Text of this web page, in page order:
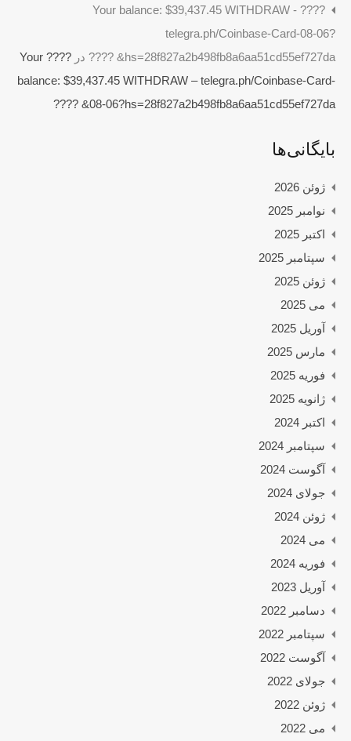
????️ Your balance: $39,437.45 WITHDRAW -
telegra.ph/Coinbase-Card-08-06?
hs=28f827a2b498fb8a6aa51cd55ef727da& ????️
در
????️ Your
balance: $39,437.45 WITHDRAW – telegra.ph/Coinbase-Card-
08-06?hs=28f827a2b498fb8a6aa51cd55ef727da& ????️
بایگانی‌ها
ژوئن 2026
نوامبر 2025
اکتبر 2025
سپتامبر 2025
ژوئن 2025
می 2025
آوریل 2025
مارس 2025
فوریه 2025
ژانویه 2025
اکتبر 2024
سپتامبر 2024
آگوست 2024
جولای 2024
ژوئن 2024
می 2024
فوریه 2024
آوریل 2023
دسامبر 2022
سپتامبر 2022
آگوست 2022
جولای 2022
ژوئن 2022
می 2022